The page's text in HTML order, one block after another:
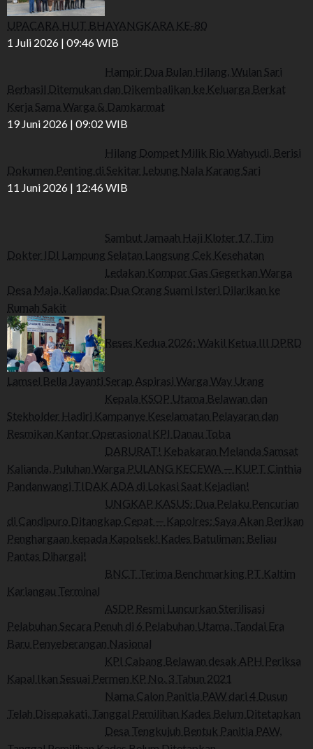
UPACARA HUT BHAYANGKARA KE-80
1 Juli 2026 | 09:46 WIB
Hampir Dua Bulan Hilang, Wulan Sari
Berhasil Ditemukan dan Dikembalikan ke Keluarga Berkat
Kerja Sama Warga & Damkarmat
19 Juni 2026 | 09:02 WIB
Hilang Dompet Milik Rio Wahyudi, Berisi
Dokumen Penting di Sekitar Lebung Nala Karang Sari
11 Juni 2026 | 12:46 WIB
Sambut Jamaah Haji Kloter 17, Tim
Dokter IDI Lampung Selatan Langsung Cek Kesehatan
Ledakan Kompor Gas Gegerkan Warga
Desa Maja, Kalianda: Dua Orang Suami Isteri Dilarikan ke
Rumah Sakit
Reses Kedua 2026: Wakil Ketua III DPRD
Lamsel Bella Jayanti Serap Aspirasi Warga Way Urang
Kepala KSOP Utama Belawan dan
Stekholder Hadiri Kampanye Keselamatan Pelayaran dan
Resmikan Kantor Operasional KPI Danau Toba
DARURAT! Kebakaran Melanda Samsat
Kalianda, Puluhan Warga PULANG KECEWA — KUPT Cinthia
Pandanwangi TIDAK ADA di Lokasi Saat Kejadian!
UNGKAP KASUS: Dua Pelaku Pencurian
di Candipuro Ditangkap Cepat — Kapolres: Saya Akan Berikan
Penghargaan kepada Kapolsek! Kades Batuliman: Beliau
Pantas Dihargai!
BNCT Terima Benchmarking PT Kaltim
Kariangau Terminal
ASDP Resmi Luncurkan Sterilisasi
Pelabuhan Secara Penuh di 6 Pelabuhan Utama, Tandai Era
Baru Penyeberangan Nasional
KPI Cabang Belawan desak APH Periksa
Kapal Ikan Sesuai Permen KP No. 3 Tahun 2021
Nama Calon Panitia PAW dari 4 Dusun
Telah Disepakati, Tanggal Pemilihan Kades Belum Ditetapkan
Desa Tengkujuh Bentuk Panitia PAW,